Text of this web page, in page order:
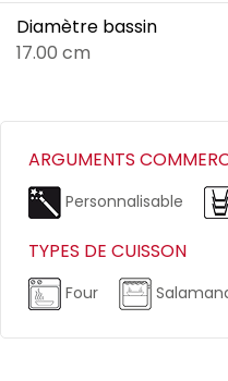
Diamètre bassin
17.00 cm
ARGUMENTS
Personnalisable
TYPES DE CUISSON
Four